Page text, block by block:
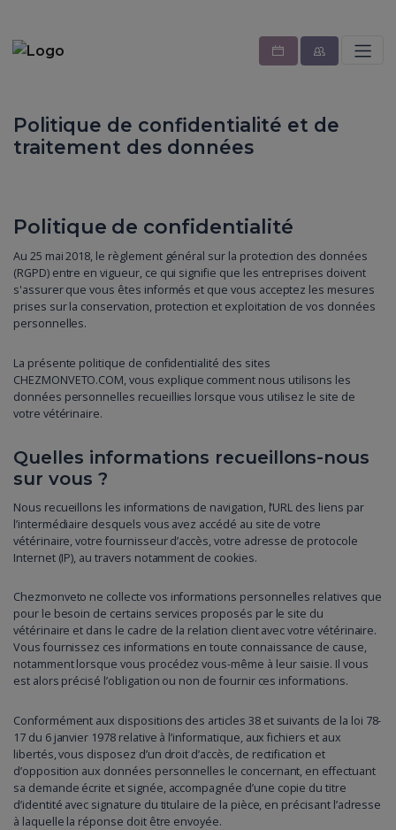
Politique de confidentialité et de
traitement des données
Politique de confidentialité
Au 25 mai 2018, le règlement général sur la protection des données
(RGPD) entre en vigueur, ce qui signifie que les entreprises doivent
s'assurer que vous êtes informés et que vous acceptez les mesures
prises sur la conservation, protection et exploitation de vos données
personnelles.
La présente politique de confidentialité des sites
CHEZMONVETO.COM, vous explique comment nous utilisons les
données personnelles recueillies lorsque vous utilisez le site de
votre vétérinaire.
Quelles informations recueillons-nous
sur vous ?
Nous recueillons les informations de navigation, l’URL des liens par
l’intermédiaire desquels vous avez accédé au site de votre
vétérinaire, votre fournisseur d’accès, votre adresse de protocole
Internet (IP), au travers notamment de cookies.
Chezmonveto ne collecte vos informations personnelles relatives que
pour le besoin de certains services proposés par le site du
vétérinaire et dans le cadre de la relation client avec votre vétérinaire.
Vous fournissez ces informations en toute connaissance de cause,
notamment lorsque vous procédez vous-même à leur saisie. Il vous
est alors précisé l’obligation ou non de fournir ces informations.
Conformément aux dispositions des articles 38 et suivants de la loi 78-
17 du 6 janvier 1978 relative à l’informatique, aux fichiers et aux
libertés, vous disposez d’un droit d’accès, de rectification et
d’opposition aux données personnelles le concernant, en effectuant
sa demande écrite et signée, accompagnée d’une copie du titre
d’identité avec signature du titulaire de la pièce, en précisant l’adresse
à laquelle la réponse doit être envoyée.